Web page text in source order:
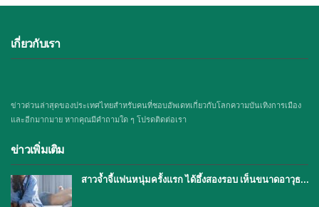
เกี่ยวกับเรา
ข่าวด่วนล่าสุดของประเทศไทยสำหรับคนที่ชอบอัพเดทเกี่ยวกับโลกความบันเทิงการเมือง
และอีกมากมาย หากคุณมีคำถามใด ๆ โปรดติดต่อเรา
ข่าวเพิ่มเติม
สาวจ้ำจี้แฟนหนุ่มครั้งแรก ได้อึ้งสองรอบ เห็นขนาดอาวุธ…